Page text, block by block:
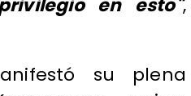
en esto",
su plena